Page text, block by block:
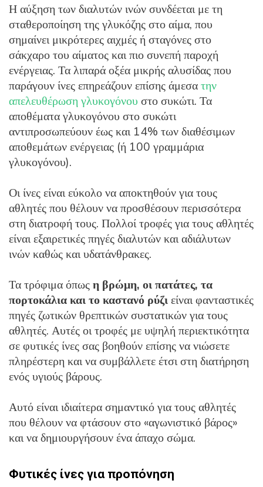
Η αύξηση των διαλυτών ινών συνδέεται με τη
σταθεροποίηση της γλυκόζης στο αίμα, που
σημαίνει μικρότερες αιχμές ή σταγόνες στο
σάκχαρο του αίματος και πιο συνεπή παροχή
ενέργειας. Τα λιπαρά οξέα μικρής αλυσίδας που
παράγουν ίνες επηρεάζουν επίσης άμεσατην
απελευθέρωση γλυκογόνου στο συκώτι. Τα
αποθέματα γλυκογόνου στο συκώτι
αντιπροσωπεύουν έως και 14% των διαθέσιμων
αποθεμάτων ενέργειας (ή 100 γραμμάρια
γλυκογόνου).
Οι ίνες είναι εύκολο να αποκτηθούν για τους
αθλητές που θέλουν να προσθέσουν περισσότερα
στη διατροφή τους. Πολλοί τροφές για τους αθλητές
είναι εξαιρετικές πηγές διαλυτών και αδιάλυτων
ινών καθώς και υδατάνθρακες.
Τα τρόφιμα όπωςη βρώμη, οι πατάτες, τα
πορτοκάλια και το καστανό ρύζιείναι φανταστικές
πηγές ζωτικών θρεπτικών συστατικών για τους
αθλητές. Αυτές οι τροφές με υψηλή περιεκτικότητα
σε φυτικές ίνες σας βοηθούν επίσης να νιώσετε
πληρέστερη και να συμβάλλετε έτσι στη διατήρηση
ενός υγιούς βάρους.
Αυτό είναι ιδιαίτερα σημαντικό για τους αθλητές
που θέλουν να φτάσουν στο «αγωνιστικό βάρος»
και να δημιουργήσουν ένα άπαχο σώμα.
Φυτικές ίνες για προπόνηση